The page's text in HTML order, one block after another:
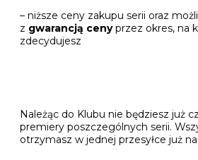
– niższe ceny zakupu serii oraz
z gwarancją cenyprzez okres, na
zdecydujesz
Należąc do Klubu nie będziesz już
premiery poszczególnych serii.
otrzymasz w jednej przesyłce już